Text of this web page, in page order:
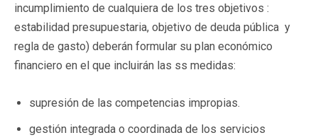
incumplimiento de cualquiera de los tres objetivos :
estabilidad presupuestaria, objetivo de deuda pública y
regla de gasto) deberán formular su plan económico
financiero en el que incluirán las ss medidas:
supresión de las competencias impropias.
gestión integrada o coordinada de los servicios